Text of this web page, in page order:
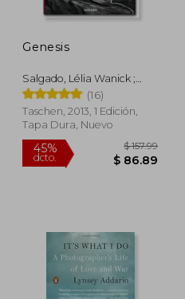
Genesis
Salgado, Lélia Wanick ;
Salgado, Sebastião
(16)
Taschen, 2013, 1 Edición,
Tapa Dura, Nuevo